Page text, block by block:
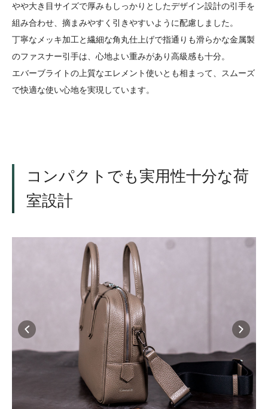
やや大き目サイズで厚みもしっかりとしたデザイン設計の引手を
組み合わせ、摘まみやすく引きやすいように配慮しました。
丁寧なメッキ加工と繊細な角丸仕上げで指通りも滑らかな金属製
のファスナー引手は、心地よい重みがあり高級感も十分。
エバーブライトの上質なエレメント使いとも相まって、スムーズ
で快適な使い心地を実現しています。
コンパクトでも実用性十分な荷
室設計